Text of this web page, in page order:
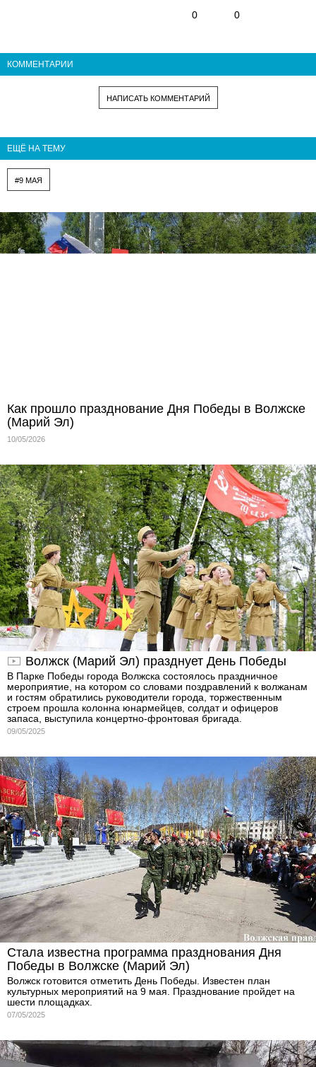
0 0
КОММЕНТАРИИ
НАПИСАТЬ КОММЕНТАРИЙ
ЕЩЁ НА ТЕМУ
#9 МАЯ
Как прошло празднование Дня Победы в Волжске
(Марий Эл)
10/05/2026
Волжск (Марий Эл) празднует День Победы
В Парке Победы города Волжска состоялось праздничное
мероприятие, на котором со словами поздравлений к волжанам
и гостям обратились руководители города, торжественным
строем прошла колонна юнармейцев, солдат и офицеров
запаса, выступила концертно-фронтовая бригада.
09/05/2025
Стала известна программа празднования Дня
Победы в Волжске (Марий Эл)
Волжск готовится отметить День Победы. Известен план
культурных мероприятий на 9 мая. Празднование пройдет на
шести площадках.
07/05/2025